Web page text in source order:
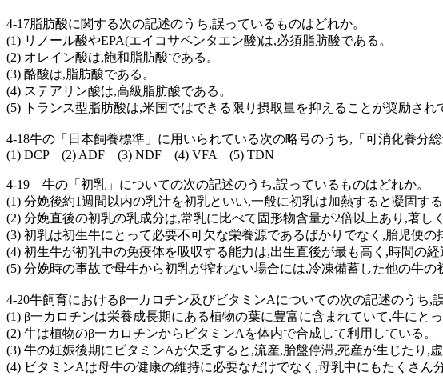
4-17脂肪酸に関する次の記述のうち,誤っているものはどれか。
(1) リノール酸やEPA(エイコサペンタエン酸)は,必須脂肪酸である。
(2) オレイン酸は,飽和脂肪酸である。
(3) 酪酸は,脂肪酸である。
(4) ステアリン酸は,高級脂肪酸である。
(5) トランス型脂肪酸は,米国ではできる限り摂取量を抑えることが奨励され
4-18牛の「日本飼養標準」に用いられている次の略号のうち,「可消化養分
(1) DCP (2) ADF (3) NDF (4) VFA (5) TDN
4-19 牛の「初乳」についての次の記述のうち,誤っているものはどれか。
(1) 分娩後約1週間以内の乳汁を初乳といい,一般に初乳は加熱すると凝固する
(2) 分娩直後の初乳の乳成分は,常乳に比べて固形物含量が2倍以上あり,著し
(3) 初乳は初生牛にとって必要不可欠な栄養源であるばかりでなく,胎児便の
(4) 初生牛が初乳中の免疫体を吸収する能力は,出生直後が最も高く,時間の経
(5) 分娩時の事故で母牛から初乳が搾れない場合には,冷凍備蓄した他の牛の
4-20牛飼育におけるβ一カロチン及びビタミンAについての次の記述のうち,
(1) β一カロチンは栄養成長期にある植物の葉に豊富に含まれていて,牛にと
(2) 牛は植物のβ一カロチンからビタミンAを体内で合成して利用している。
(3) 牛の妊娠後期にビタミンAが欠乏すると,流産,胎盤停滞,死産が生じたり,
(4) ビタミンAは母牛の健康の維持に必要なだけでなく,母乳中にもたくさん